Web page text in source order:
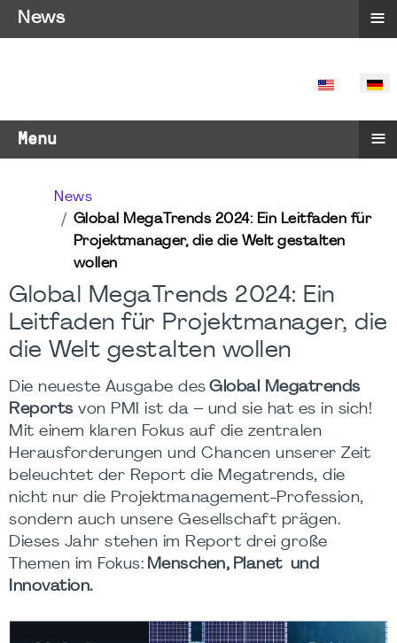
SPRACHE
Menu ≡
News
Global MegaTrends 2024: Ein Leitfaden für
Projektmanager, die die Welt gestalten
wollen
Global MegaTrends 2024: Ein
Leitfaden für Projektmanager, die
die Welt gestalten wollen
Die neueste Ausgabe des Global Megatrends
Reportsvon PMI ist da – und sie hat es in sich!
Mit einem klaren Fokus auf die zentralen
Herausforderungen und Chancen unserer Zeit
beleuchtet der Report die Megatrends, die
nicht nur die Projektmanagement-Profession,
sondern auch unsere Gesellschaft prägen.
Dieses Jahr stehen im Report drei große
Themen im Fokus: Menschen, Planet und
Innovation.
News ≡